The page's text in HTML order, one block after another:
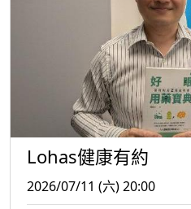
Lohas健康有約
2026/07/11 (六) 20:00